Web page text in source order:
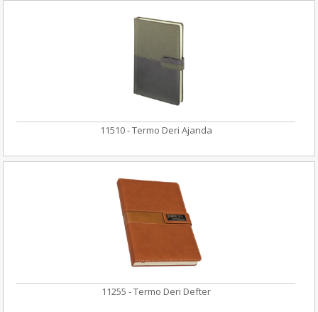
11510 - Termo Deri Ajanda
11255 - Termo Deri Defter